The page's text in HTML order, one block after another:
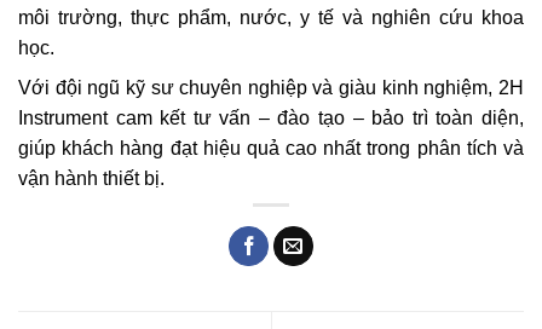
môi trường, thực phẩm, nước, y tế và nghiên cứu khoa
học.
Với đội ngũ kỹ sư chuyên nghiệp và giàu kinh nghiệm, 2H
Instrument cam kết tư vấn – đào tạo – bảo trì toàn diện,
giúp khách hàng đạt hiệu quả cao nhất trong phân tích và
vận hành thiết bị.